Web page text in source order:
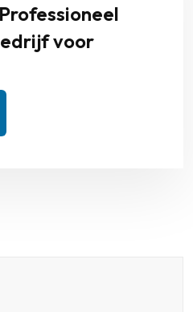
voor